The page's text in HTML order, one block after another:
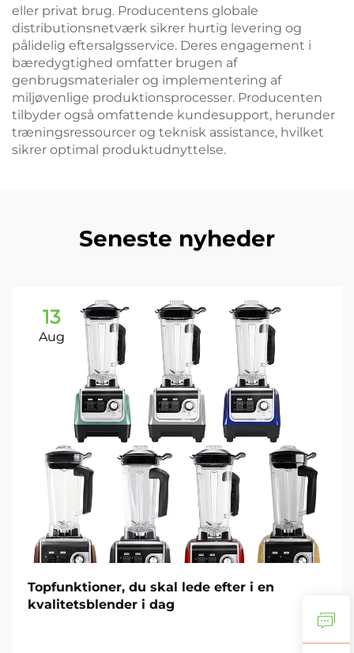
eller privat brug. Producentens globale
distributionsnetværk sikrer hurtig levering og
pålidelig eftersalgsservice. Deres engagement i
bæredygtighed omfatter brugen af
genbrugsmaterialer og implementering af
miljøvenlige produktionsprocesser. Producenten
tilbyder også omfattende kundesupport, herunder
træningsressourcer og teknisk assistance, hvilket
sikrer optimal produktudnyttelse.
Seneste nyheder
13
Aug
Topfunktioner, du skal lede efter i en
kvalitetsblender i dag